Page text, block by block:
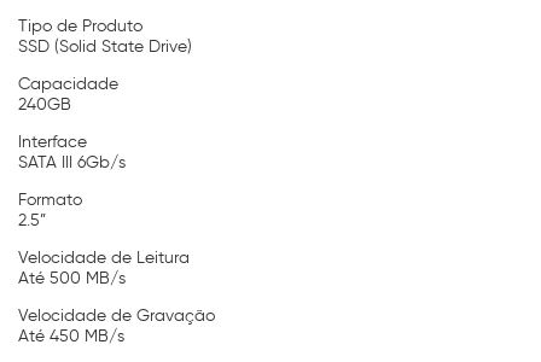
Tipo de Produto
SSD (Solid State Drive)
Capacidade
240GB
Interface
SATA III 6Gb/s
Formato
2.5”
Velocidade de Leitura
Até 500 MB/s
Velocidade de Gravação
Até 450 MB/s